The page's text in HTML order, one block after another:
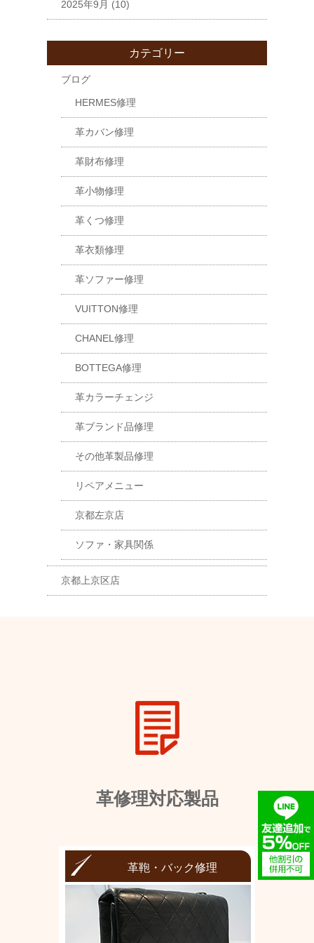
2025年9月 (10)
カテゴリー
ブログ
HERMES修理
革カバン修理
革財布修理
革小物修理
革くつ修理
革衣類修理
革ソファー修理
VUITTON修理
CHANEL修理
BOTTEGA修理
革カラーチェンジ
革ブランド品修理
その他革製品修理
リペアメニュー
京都左京店
ソファ・家具関係
京都上京区店
革修理対応製品
革鞄・バック修理